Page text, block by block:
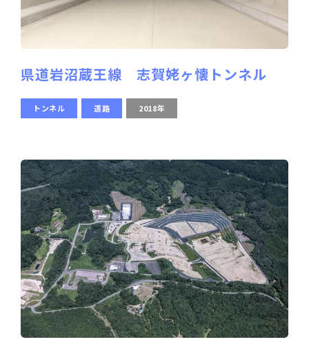
県道岩沼蔵王線 志賀姥ヶ懐トンネル
トンネル 道路 2018年